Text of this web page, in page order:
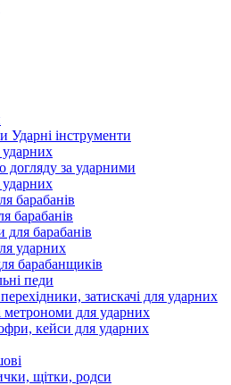
Ударні інструменти
догляду за ударними
барабанів
барабанів
для барабанів
ударних
барабанщиків
педи
затискачі для ударних
метрономи для ударних
кейси для ударних
щітки, родси